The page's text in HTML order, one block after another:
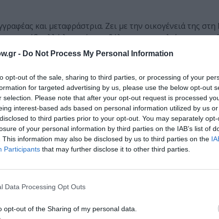
- Do Not Process My Personal Information
opt-out of the sale, sharing to third parties, or processing of your
for targeted advertising by us, please use the below opt-out
selection. Please note that after your opt-out request is processed
interest-based ads based on personal information utilized by us
to third parties prior to your opt-out. You may separately
of your personal information by third parties on the IAB’s list of
This information may also be disclosed by us to third parties on the
Participants that may further disclose it to other third parties.
Data Processing Opt Outs
opt-out of the Sharing of my personal data.
και μεταφράστρια. Ζει με την οικογένειά της
αλλά λατρεύει τη θάλασσα, τις παλιές
σπαθί και ο τρομερός Πιτ, Κέδρος, 2015)
ως εικονογράφος και έχει εικονογραφήσει πάρα
Σχήμα: 15,50 Χ 22, Τιμή: 9,90€
πρώτοι όλες τις ειδήσεις
στοCulturenow.gr